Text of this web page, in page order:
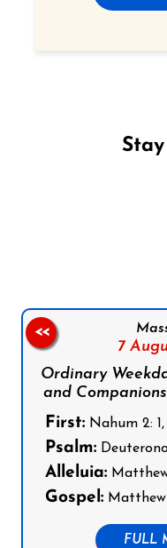
7
Ordinary
and
First: Nahum 2: 1,
Psalm:
Alleluia:
Gospel: Matthew
FULL
<<